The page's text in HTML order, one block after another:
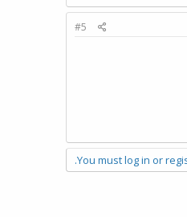
#5
You must log in or